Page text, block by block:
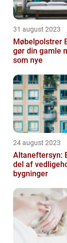
31 august 2023
Møbelpolstrer
gør din gamle
som nye
24 august 2023
Altaneftersyn:
del af
bygninger